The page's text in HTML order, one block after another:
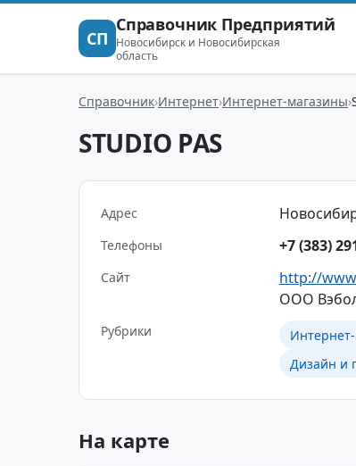
СП
Справочник Предприятий
Новосибирск и Новосибирская
область
Справочник Интернет Интернет-магазины
STUDIO PAS
Адрес
Телефоны +7 (383)
Сайт
http://
ООО
Рубрики
Дизайн и
На карте